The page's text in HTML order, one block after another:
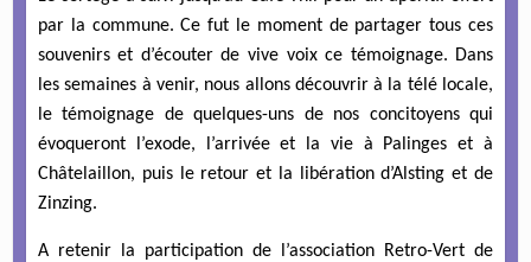
par la commune. Ce fut le moment de partager tous ces
souvenirs et d’écouter de vive voix ce témoignage. Dans
les semaines à venir, nous allons découvrir à la télé locale,
le témoignage de quelques-uns de nos concitoyens qui
évoqueront l’exode, l’arrivée et la vie à Palinges et à
Châtelaillon, puis le retour et la libération d’Alsting et de
Zinzing.
A retenir la participation de l’association Retro-Vert de